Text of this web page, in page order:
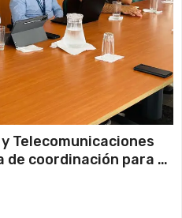
Telecomunicaciones
de coordinación para el
en Iquique